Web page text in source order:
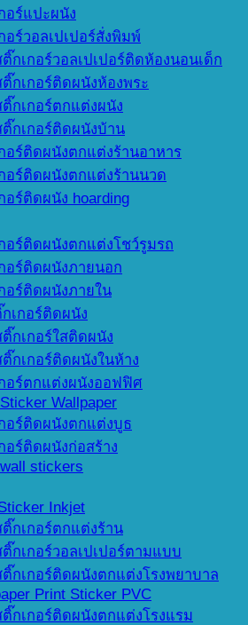
อร์แปะผนัง
อร์วอลเปเปอร์สั่งพิมพ์
กเกอร์วอลเปเปอร์ติดห้องนอนเด็ก
กเกอร์ติดผนังห้องพระ
กเกอร์ตกแต่งผนัง
กเกอร์ติดผนังบ้าน
อร์ติดผนังตกแต่งร้านอาหาร
อร์ติดผนังตกแต่งร้านนวด
อร์ติดผนัง hoarding
อร์ติดผนังตกแต่งโชว์รูมรถ
อร์ติดผนังภายนอก
อร์ติดผนังภายใน
เกอร์ติดผนัง
กเกอร์ใสติดผนัง
กเกอร์ติดผนังในห้าง
อร์ตกแต่งผนังออฟฟิศ
Wallpaper
อร์ติดผนังตกแต่งบูธ
อร์ติดผนังก่อสร้าง
stickers
Inkjet
กเกอร์ตกแต่งร้าน
กเกอร์วอลเปเปอร์ตามแบบ
กเกอร์ติดผนังตกแต่งโรงพยาบาล
Print Sticker PVC
กเกอร์ติดผนังตกแต่งโรงแรม